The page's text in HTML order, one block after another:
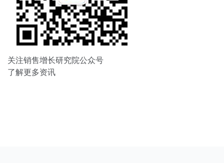
关注销售增长研究院公众号
了解更多资讯